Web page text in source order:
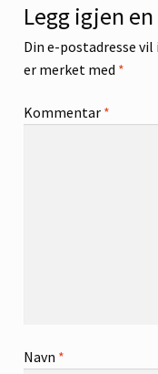
Legg igjen
Din e-postadresse
er merket med *
Kommentar *
Navn *